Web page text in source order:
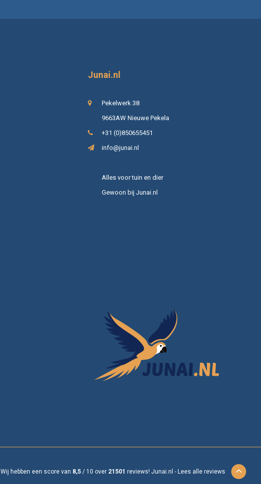
Junai.nl
Pekelwerk 38
9663AW Nieuwe Pekela
+31 (0)850655451
info@junai.nl
Alles voor tuin en dier
Gewoon bij Junai.nl
Wij hebben een score van 8,5 / 10 over 21501 reviews! Junai.nl - Lees alle reviews